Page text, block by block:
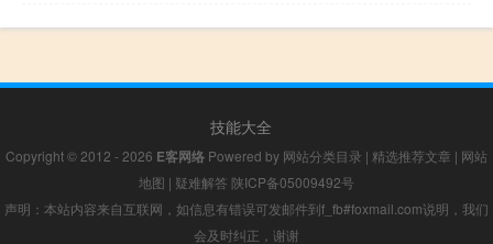
技能大全
Copyright © 2012 - 2026 E客网络 Powered by 网站分类目录 | 精选推荐文章 | 网站
地图 | 疑难解答 陕ICP备05009492号
声明：本站内容来自互联网，如信息有错误可发邮件到f_fb#foxmail.com说明，我们
会及时纠正，谢谢